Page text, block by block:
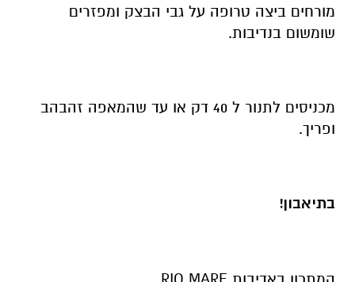
מורחים ביצה טרופה על גבי הבצק ומפזרים
שומשום בנדיבות.
מכניסים לתנור ל 40 דק או עד שהמאפה זהבהב
ופריך.
בתיאבון!